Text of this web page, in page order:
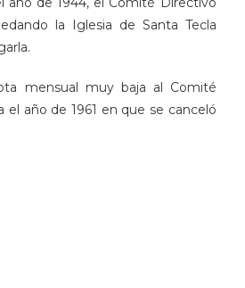
la Iglesia de Santa Tecla
mensual muy baja al Comité
el año de 1961 en que se canceló